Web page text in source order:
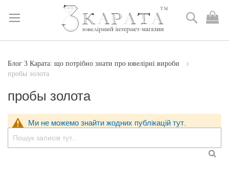
Skip
Content
Пошук
Блог 3 Карата: що потрібно знати про ювелірні вироби
пробы золота
пробы золота
Ми не можемо знайти жодних публікацій тут.
Пошук